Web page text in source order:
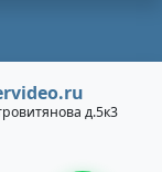
д.5к3